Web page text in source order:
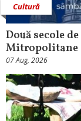
Cultură
Două secole
Mitropolitane
07 Aug, 2026